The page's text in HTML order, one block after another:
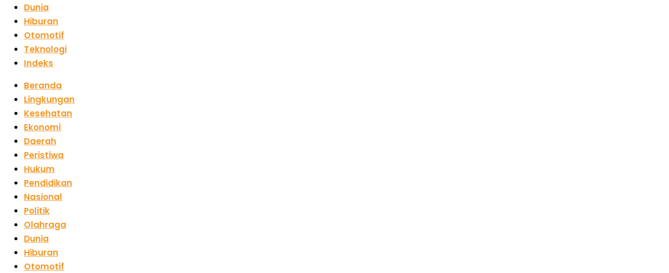
Dunia
Hiburan
Otomotif
Teknologi
Indeks
Beranda
Lingkungan
Kesehatan
Ekonomi
Daerah
Peristiwa
Hukum
Pendidikan
Nasional
Politik
Olahraga
Dunia
Hiburan
Otomotif